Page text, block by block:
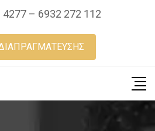
4277 – 6932 272 112